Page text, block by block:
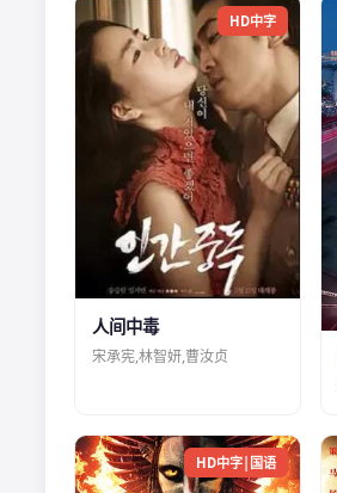
HD中字
人间中毒
宋承宪,林智妍,曹汝贞
HD中字|国语